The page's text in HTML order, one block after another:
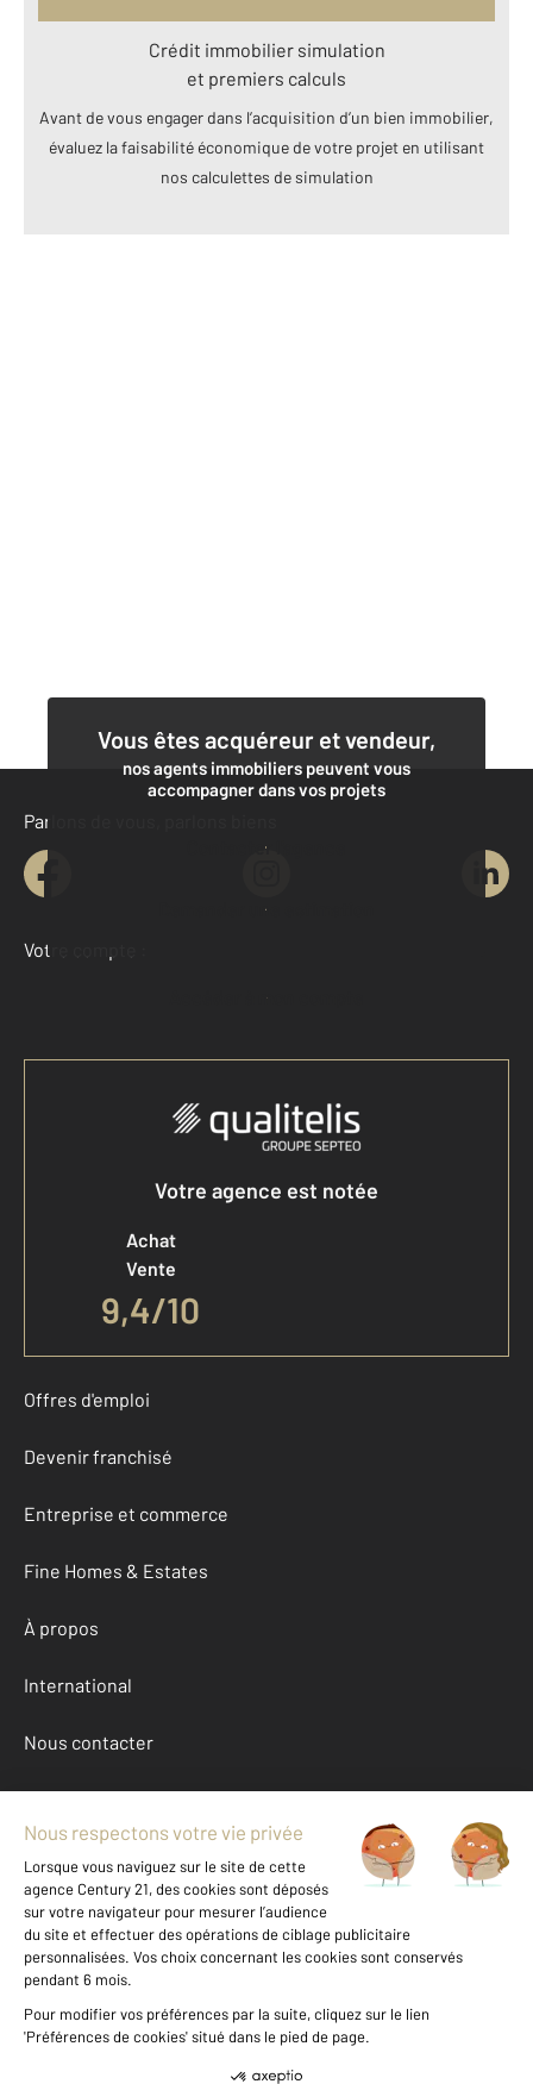
Crédit immobilier simulation
et premiers calculs
Avant de vous engager dans l’acquisition d’un bien immobilier,
évaluez la faisabilité économique de votre projet en utilisant
nos calculettes de simulation
Vous êtes acquéreur et vendeur,
nos agents immobiliers peuvent vous
accompagner dans vos projets
Contacter l'agence
Demander une estimation
Parlons de vous, parlons biens
Votre compte :
Accéder à mon compte
Votre agence est notée
Achat
Vente
9,4/10
Offres d'emploi
Devenir franchisé
Entreprise et commerce
Fine Homes & Estates
À propos
International
Nous contacter
Mentions légales & CGU et Barèmes d'honoraires
Données personnelles
Gestionnaire des cookies
Achat appartement autour de LYON (69006)